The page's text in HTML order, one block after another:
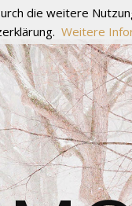
die weitere
Weitere